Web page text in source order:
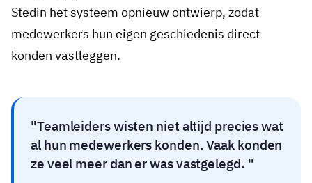
Stedin het systeem opnieuw ontwierp, zodat
medewerkers hun eigen geschiedenis direct
konden vastleggen.
Teamleiders wisten niet altijd precies wat
al hun medewerkers konden. Vaak konden
ze veel meer dan er was vastgelegd.